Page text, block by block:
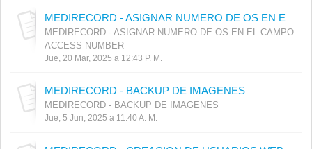
MEDIRECORD - ASIGNAR NUMERO DE OS EN EL CAMPO
ACCESS NUMBER
Jue, 20 Mar, 2025 a 12:43 P. M.
MEDIRECORD - BACKUP DE IMAGENES
MEDIRECORD - BACKUP DE IMAGENES
Jue, 5 Jun, 2025 a 11:40 A. M.